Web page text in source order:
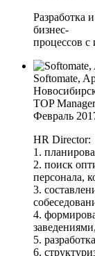
Разработка
бизнес-
процессов
Softomate,
TOP Manager
Февраль
HR Director:
1.
2. поиск
персонала,
3.
4.
5.
6.